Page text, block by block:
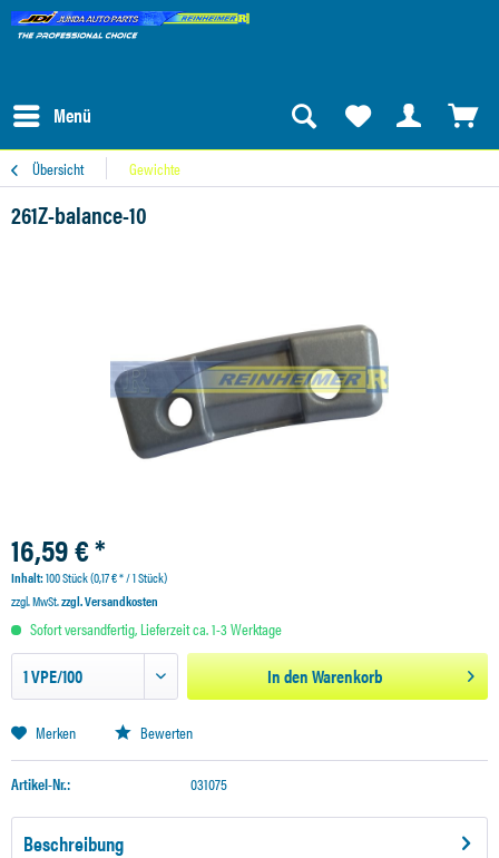
Menü
Übersicht Gewichte
261Z-balance-10
16,59 € *
Inhalt:100 Stück (0,17 € * / 1 Stück)
zzgl. MwSt.zzgl. Versandkosten
Sofort versandfertig, Lieferzeit ca. 1-3 Werktage
In denWarenkorb
Merken Bewerten
Artikel-Nr.: 031075
Beschreibung